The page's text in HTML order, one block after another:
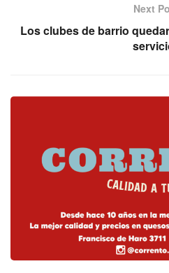
Next
Los clubes de barrio